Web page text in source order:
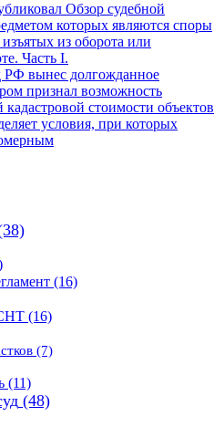
Обзор судебной
которых являются споры
из оборота или
Часть I.
вынес долгожданное
признал возможность
стоимости объектов
условия, при которых
(16)
(16)
(7)
(11)
(48)